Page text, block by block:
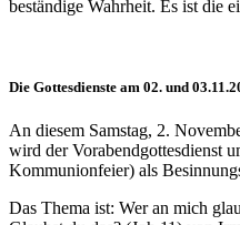
beständige Wahrheit. Es ist die
Die Gottesdienste am 02. und
An diesem Samstag, 2.
wird der Vorabendgottesdienst
Kommunionfeier) als
Das Thema ist: Wer an mich